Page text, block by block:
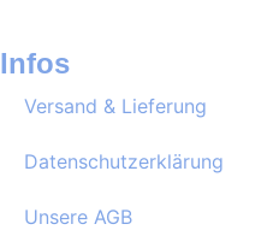
Infos
Versand & Lieferung
Datenschutzerklärung
Unsere AGB